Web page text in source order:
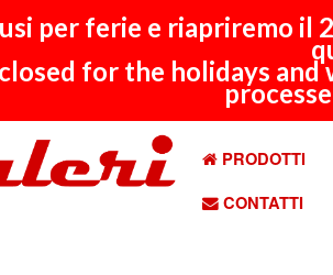
per ferie e riapriremo il
for the holidays
PRODOTTI
CONTATTI